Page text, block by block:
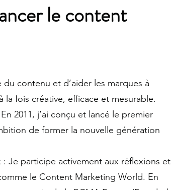
le content
contenu et d’aider les marques à
fois créative, efficace et mesurable.
2011, j’ai conçu et lancé le premier
de former la nouvelle génération
Je participe activement aux réflexions et
le Content Marketing World. En